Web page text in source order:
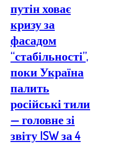
путін ховає
кризу за
фасадом
“стабільності”,
поки Україна
палить
російські тили
— головне зі
звіту ISW за 4